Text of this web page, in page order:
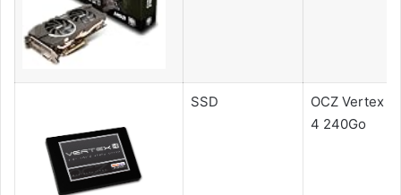
SSD
OCZ Vertex
4 240Go